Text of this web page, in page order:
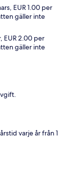
EUR 1.00 per
gäller inte
EUR 2.00 per
gäller inte
varje år från 1